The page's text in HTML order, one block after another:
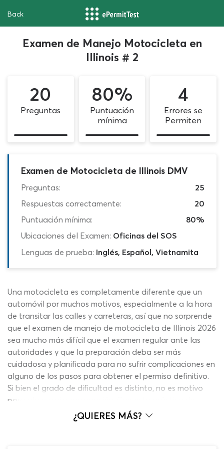
Back
Examen de Manejo Motocicleta en
Illinois # 2
20
Preguntas
80%
Puntuación
mínima
4
Errores se
Permiten
Examen de Motocicleta de Illinois DMV
Preguntas:
25
Respuestas correctamente:
20
Puntuación mínima:
80%
Ubicaciones del Examen: Oficinas del SOS
Lenguas de prueba: Inglés, Español, Vietnamita
Una motocicleta es completamente diferente que un
automóvil por muchos motivos, especialmente a la hora
de transitar las calles y carreteras, así que no sorprende
que el examen de manejo de motocicleta de Illinois 2026
sea mucho más difícil que el examen regular ante las
autoridades y que la preparación deba ser más
cuidadosa y planificada para no sufrir complicaciones en
alguno de los pasos para obtener el permiso definitivo.
Si bien el grado de dificultad es distinto, no es motivo
para alarma ni preocupación. Con esta práctica de
examen de manejar de Illinois tienes todo lo que
necesitas para hacer un repaso por los temas más
¿QUIERES MÁS?